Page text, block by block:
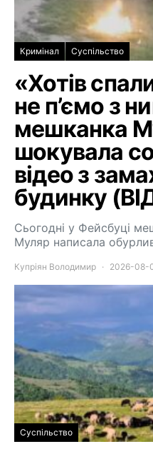
Кримінал Суспільство
«Хотів
не п’ємо з
мешканка
шокувала
відео з
будинку
Сьогодні у Фейсбуці
Муляр написала
Купріян Володимир 2026-08-
Суспільство